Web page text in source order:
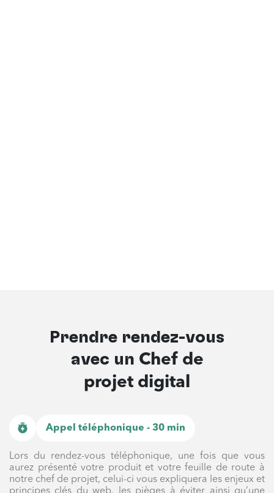
Prendre rendez-vous
avec un Chef de
projet digital
Appel téléphonique - 30 min
Lors du rendez-vous téléphonique, une fois que vous
aurez présenté votre produit et votre feuille de route à
notre chef de projet, celui-ci vous expliquera les enjeux et